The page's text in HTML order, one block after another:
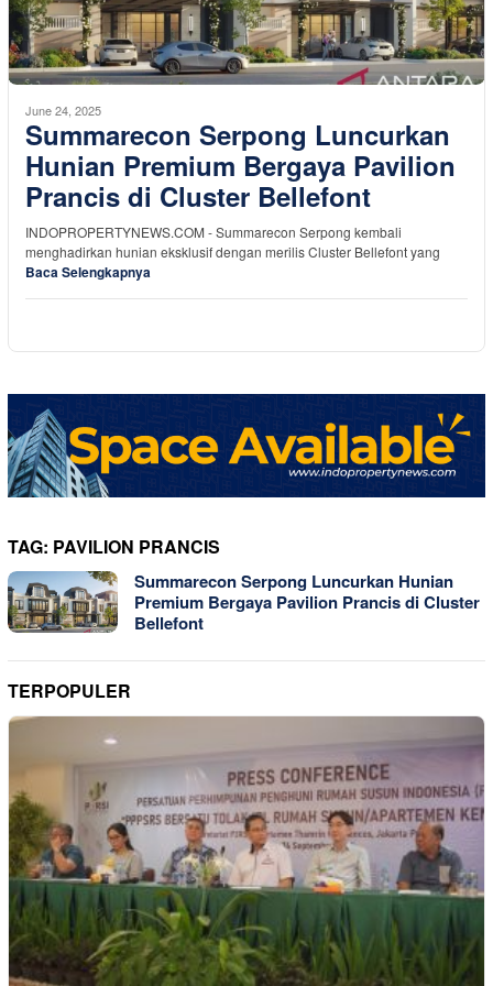
June 24, 2025
Summarecon Serpong Luncurkan
Hunian Premium Bergaya Pavilion
Prancis di Cluster Bellefont
INDOPROPERTYNEWS.COM - Summarecon Serpong kembali
menghadirkan hunian eksklusif dengan merilis Cluster Bellefont yang
Baca Selengkapnya
TAG: PAVILION PRANCIS
Summarecon Serpong Luncurkan Hunian
Premium Bergaya Pavilion Prancis di Cluster
Bellefont
TERPOPULER